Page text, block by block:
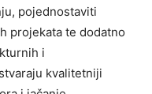
pojednostaviti
projekata te dodatno
i
kvalitetniji